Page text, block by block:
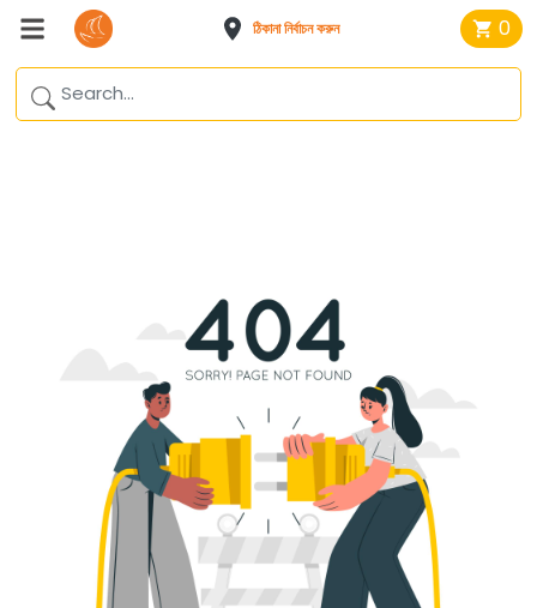
ঠিকানা নির্বাচন করুন 0